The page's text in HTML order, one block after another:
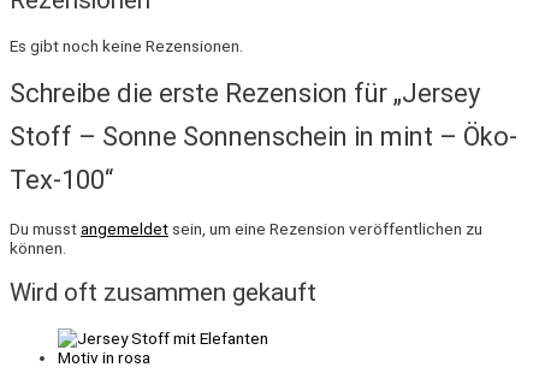
Es gibt noch keine Rezensionen.
Schreibe die erste Rezension für „Jersey
Stoff – Sonne Sonnenschein in mint – Öko-
Tex-100“
Du musstangemeldet sein, um eine Rezension veröffentlichen zu
können.
Wird oft zusammen gekauft